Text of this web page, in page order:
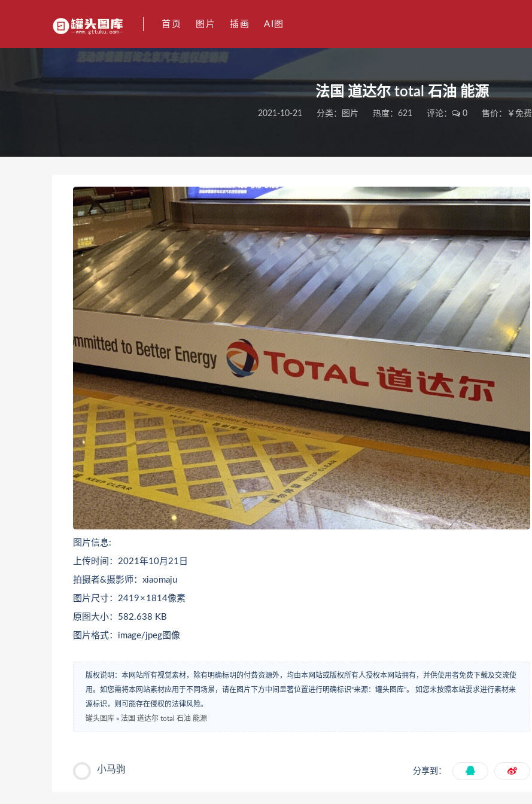
首页 图片 插画 AI图
法国 道达尔 total 石油 能源
2021-10-21 分类： 图片 热度：621 评论： 0 售价：￥免费
图片信息:
上传时间：2021年10月21日
拍摄者&摄影师：xiaomaju
图片尺寸：2419 × 1814像素
原图大小：582.638 KB
图片格式：image/jpeg图像
版权说明：本网站所有视觉素材，除有明确标明的付费资源外，均由本网站或版权所有人授权本网站拥有，并供使用者免费下载及交流使
用。如您需将本网站素材应用于不同场景，请在图片下方中间显著位置进行明确标识“来源：罐头图库”。 如您未按照本站要求进行素材来
源标识，则可能存在侵权的法律风险。
罐头图库 » 法国 道达尔 total 石油 能源
小马驹 分享到：